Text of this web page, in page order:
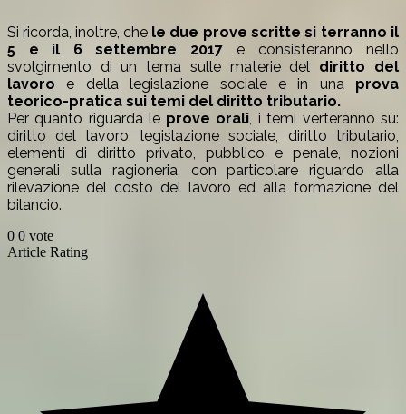
Si ricorda, inoltre, che le due prove scritte si terranno il
5 e il 6 settembre 2017 e consisteranno nello
svolgimento di un tema sulle materie del diritto del
lavoro e della legislazione sociale e in una prova
teorico-pratica sui temi del diritto tributario.
Per quanto riguarda le prove orali, i temi verteranno su:
diritto del lavoro, legislazione sociale, diritto tributario,
elementi di diritto privato, pubblico e penale, nozioni
generali sulla ragioneria, con particolare riguardo alla
rilevazione del costo del lavoro ed alla formazione del
bilancio.
0 0 vote
Article Rating